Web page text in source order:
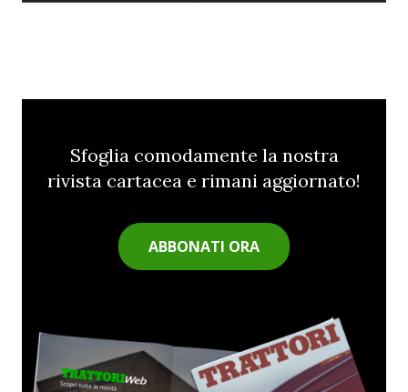
Sfoglia comodamente la nostra
rivista cartacea e rimani aggiornato!
ABBONATI ORA